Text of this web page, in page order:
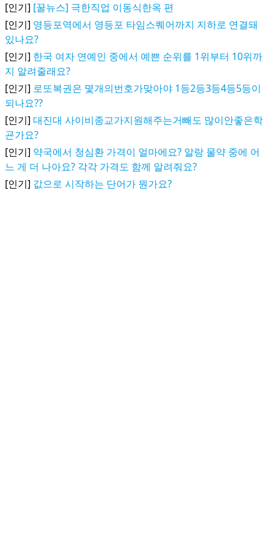
[인기] [꿀뉴스] 극한직업 이동식한옥 편
[인기] 영등포역에서 영등포 타임스퀘어까지 지하로 연결돼
있나요?
[인기] 한국 여자 연예인 중에서 예쁜 순위를 1위부터 10위까
지 알려줄래요?
[인기] 로또복권은 몇개의번호가맞아야 1등2등3등4등5등이
되나요??
[인기] 대진대 사이비종교가지원해주는거빼도 많이안좋은학
굔가요?
[인기] 약국에서 청심환 가격이 얼마에요? 알랑 물약 중에 어
느 게 더 나아요? 각각 가격도 함께 알려줘요?
[인기] 값으로 시작하는 단어가 뭔가요?